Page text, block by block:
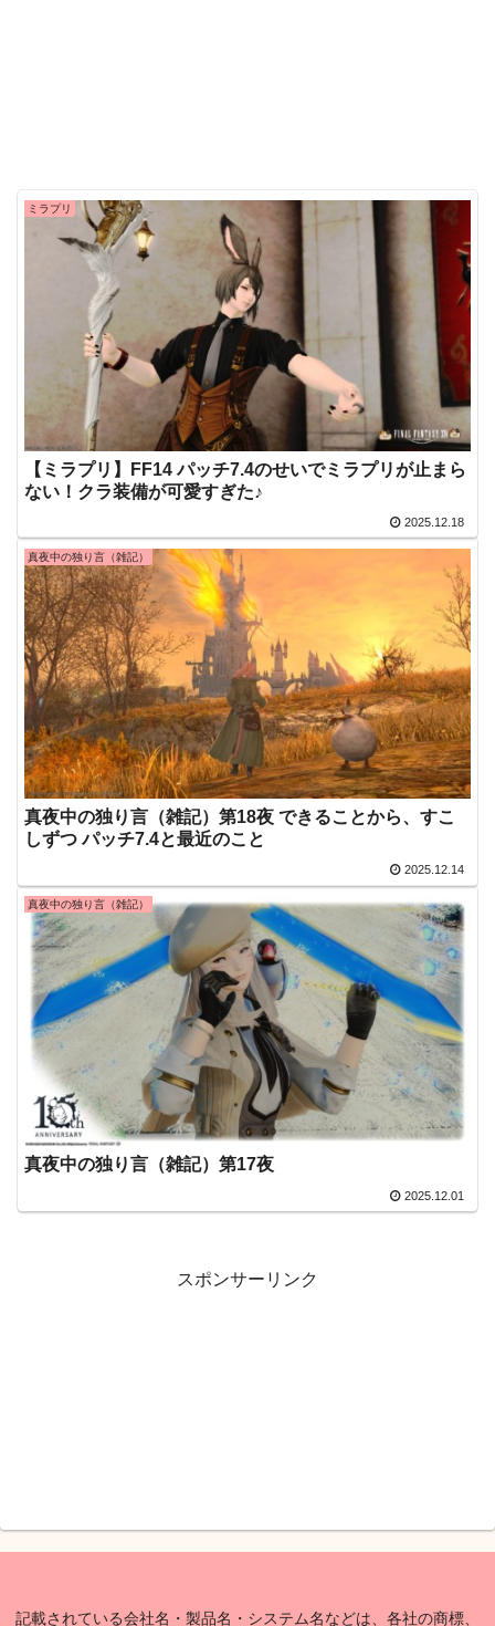
ミラプリ
【ミラプリ】FF14 パッチ7.4のせいでミラプリが止まら
ない！クラ装備が可愛すぎた♪
2025.12.18
真夜中の独り言（雑記）
真夜中の独り言（雑記）第18夜 できることから、すこ
しずつ パッチ7.4と最近のこと
2025.12.14
真夜中の独り言（雑記）
真夜中の独り言（雑記）第17夜
2025.12.01
スポンサーリンク
記載されている会社名・製品名・システム名などは、各社の商標、